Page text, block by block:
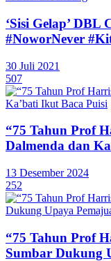
‘Sisi Gelap’
#NoworNever
30 Juli 2021
507
“75 Tahun Prof
Dalmenda dan
13 Desember 2024
252
“75 Tahun Prof
Sumbar Dukung